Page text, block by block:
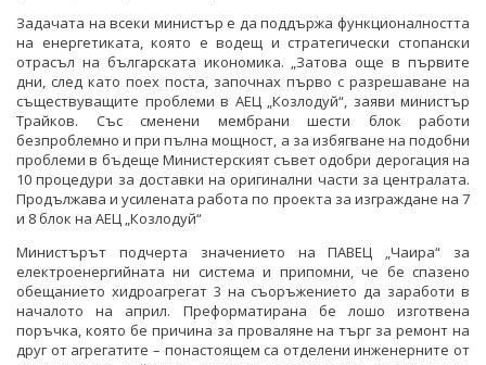
Задачата на всеки министър е да поддържа функционалността
на енергетиката, която е водещ и стратегически стопански
отрасъл на българската икономика. „Затова още в първите
дни, след като поех поста, започнах първо с разрешаване на
съществуващите проблеми в АЕЦ „Козлодуй“, заяви министър
Трайков. Със сменени мембрани шести блок работи
безпроблемно и при пълна мощност, а за избягване на подобни
проблеми в бъдеще Министерският съвет одобри дерогация на
10 процедури за доставки на оригинални части за централата.
Продължава и усилената работа по проекта за изграждане на 7
и 8 блок на АЕЦ „Козлодуй“
Министърът подчерта значението на ПАВЕЦ „Чаира“ за
електроенергийната ни система и припомни, че бе спазено
обещанието хидроагрегат 3 на съоръжението да заработи в
началото на април. Преформатирана бе лошо изготвена
поръчка, която бе причина за проваляне на търг за ремонт на
друг от агрегатите – понастоящем са отделени инженерните от